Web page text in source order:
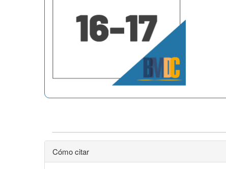
Cómo citar